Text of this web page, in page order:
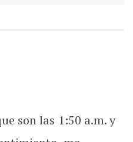
son las 1:50 a.m. y